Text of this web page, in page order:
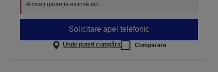
Activați garanția extinsă aici
Solicitare apel telefonic
Unde puteți cumpăra Comparare